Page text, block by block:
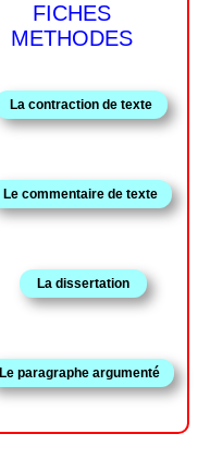
FICHES
METHODES
La contraction de texte
Le commentaire de texte
La dissertation
Le paragraphe argumenté